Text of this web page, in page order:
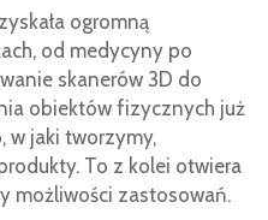
ogromną
od medycyny po
skanerów 3D do
obiektów fizycznych już
w jaki tworzymy,
To z kolei otwiera
możliwości zastosowań.